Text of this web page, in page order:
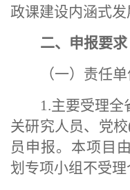
政课建设内涵
二、申报要求
（一）责任
1.主要受理全
关研究人员、党
员申报。本项目
划专项小组不受理